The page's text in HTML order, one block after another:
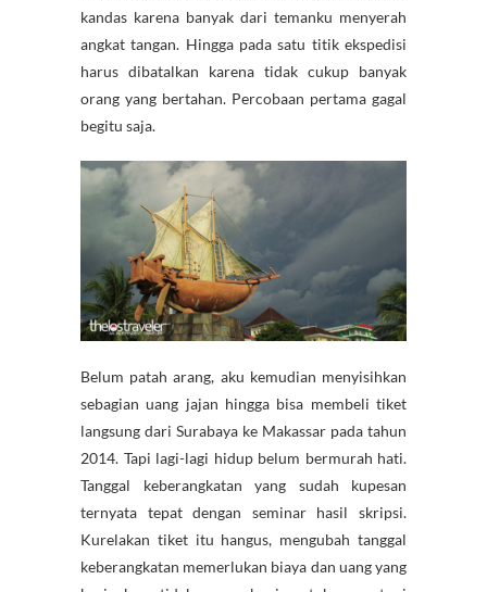
kandas karena banyak dari temanku menyerah
angkat tangan. Hingga pada satu titik ekspedisi
harus dibatalkan karena tidak cukup banyak
orang yang bertahan. Percobaan pertama gagal
begitu saja.
Belum patah arang, aku kemudian menyisihkan
sebagian uang jajan hingga bisa membeli tiket
langsung dari Surabaya ke Makassar pada tahun
2014. Tapi lagi-lagi hidup belum bermurah hati.
Tanggal keberangkatan yang sudah kupesan
ternyata tepat dengan seminar hasil skripsi.
Kurelakan tiket itu hangus, mengubah tanggal
keberangkatan memerlukan biaya dan uang yang